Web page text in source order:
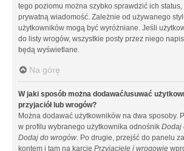
tego poziomu można szybko sprawdzić ich status,
prywatną wiadomość. Zależnie od używanego
użytkowników mogą być wyróżniane. Jeśli
do listy wrogów, wszystkie posty przez niego
będą wyświetlane.
Na górę
W jaki sposób można dodawać/usuwać
przyjaciół lub wrogów?
Można dodawać użytkowników na dwa sposoby.
w profilu wybranego użytkownika odnośnik Dodaj
Dodaj do wrogów. Po drugie, przejść do panelu
kontem i tam na karcie Przyjaciele i wrogowie